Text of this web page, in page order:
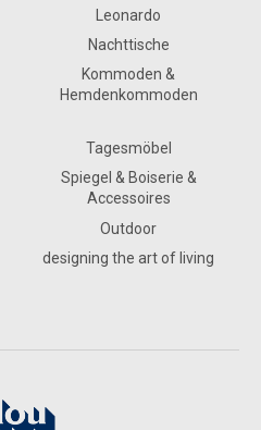
Leonardo
Nachttische
Kommoden &
Hemdenkommoden
Tagesmöbel
Spiegel & Boiserie &
Accessoires
Outdoor
designing the art of living